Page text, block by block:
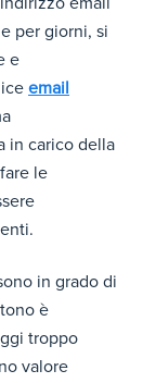
per giorni, si
e
email
in carico della
le
in grado di
è
troppo
valore